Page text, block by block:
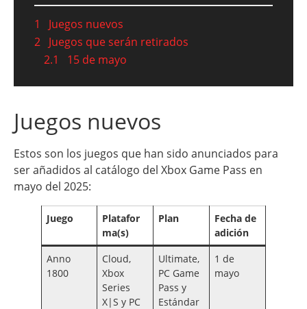
1
Juegos nuevos
2 Juegos que serán retirados
2.1
15 de mayo
Juegos nuevos
Estos son los juegos que han sido anunciados para
ser añadidos al catálogo del Xbox Game Pass en
mayo del 2025:
Juego
Platafor
ma(s)
Plan
Fecha de
adición
Anno
1800
Cloud,
Xbox
Series
X|S y PC
Ultimate,
PC Game
Pass y
Estándar
1 de
mayo